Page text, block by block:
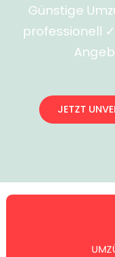
Günstige
professionell
JETZT